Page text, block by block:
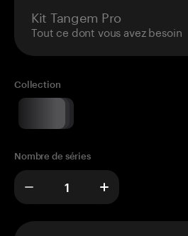
Kit Tangem Pro
Tout ce dont vous avez besoin
Collection
Nombre de séries